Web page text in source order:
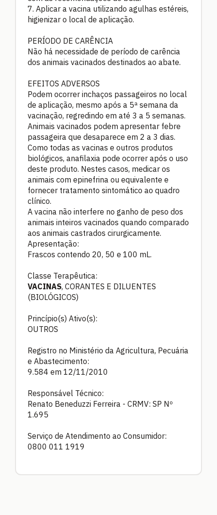
7. Aplicar a vacina utilizando agulhas estéreis,
higienizar o local de aplicação.
PERÍODO DE CARÊNCIA
Não há necessidade de período de carência
dos animais vacinados destinados ao abate.
EFEITOS ADVERSOS
Podem ocorrer inchaços passageiros no local
de aplicação, mesmo após a 5ª semana da
vacinação, regredindo em até 3 a 5 semanas.
Animais vacinados podem apresentar febre
passageira que desaparece em 2 a 3 dias.
Como todas as vacinas e outros produtos
biológicos, anafilaxia pode ocorrer após o uso
deste produto. Nestes casos, medicar os
animais com epinefrina ou equivalente e
fornecer tratamento sintomático ao quadro
clínico.
A vacina não interfere no ganho de peso dos
animais inteiros vacinados quando comparado
aos animais castrados cirurgicamente.
Apresentação:
Frascos contendo 20, 50 e 100 mL.
Classe Terapêutica:
VACINAS, CORANTES E DILUENTES
(BIOLÓGICOS)
Princípio(s) Ativo(s):
OUTROS
Registro no Ministério da Agricultura, Pecuária
e Abastecimento:
9.584 em 12/11/2010
Responsável Técnico:
Renato Beneduzzi Ferreira - CRMV: SP Nº
1.695
Serviço de Atendimento ao Consumidor:
0800 011 1919